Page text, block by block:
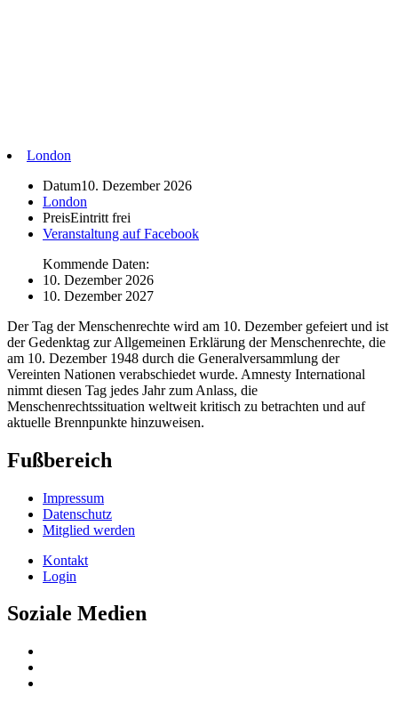
London
Datum10. Dezember 2026
London
PreisEintritt frei
Veranstaltung auf Facebook
Kommende Daten:
10. Dezember 2026
10. Dezember 2027
Der Tag der Menschenrechte wird am 10. Dezember gefeiert und ist
der Gedenktag zur Allgemeinen Erklärung der Menschenrechte, die
am 10. Dezember 1948 durch die Generalversammlung der
Vereinten Nationen verabschiedet wurde. Amnesty International
nimmt diesen Tag jedes Jahr zum Anlass, die
Menschenrechtssituation weltweit kritisch zu betrachten und auf
aktuelle Brennpunkte hinzuweisen.
Fußbereich
Impressum
Datenschutz
Mitglied werden
Kontakt
Login
Soziale Medien